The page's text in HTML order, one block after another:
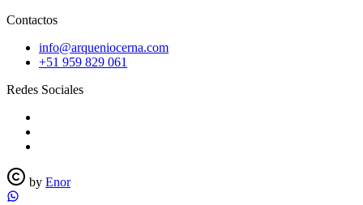
Contactos
info@arqueniocerna.com
+51 959 829 061
Redes Sociales
by Enor